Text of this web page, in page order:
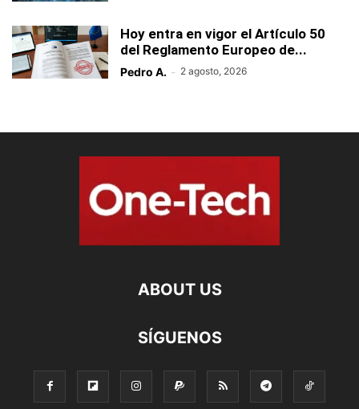
Hoy entra en vigor el Artículo 50
del Reglamento Europeo de...
Pedro A. - 2 agosto, 2026
ABOUT US
SÍGUENOS